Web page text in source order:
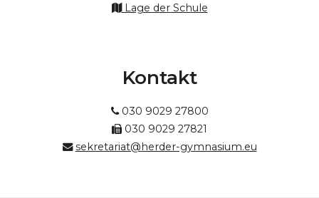
Lage der Schule
Kontakt
030 9029 27800
030 9029 27821
sekretariat@herder-gymnasium.eu